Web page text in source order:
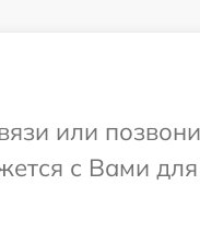
или
с Вами